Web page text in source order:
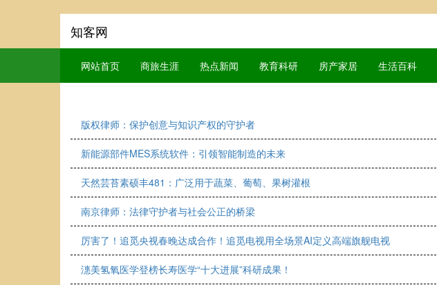
知客网
网站首页 商旅生涯 热点新闻 教育科研 房产家居 生活百科
版权律师：保护创意与知识产权的守护者
新能源部件MES系统软件：引领智能制造的未来
天然芸苔素硕丰481：广泛用于蔬菜、葡萄、果树灌根
南京律师：法律守护者与社会公正的桥梁
厉害了！追觅央视春晚达成合作！追觅电视用全场景AI定义高端旗舰电视
潓美氢氧医学登榜长寿医学“十大进展”科研成果！